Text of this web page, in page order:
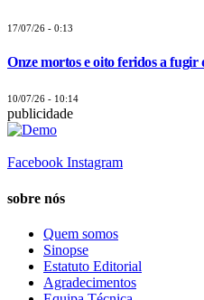
17/07/26 - 0:13
Onze mortos e oito feridos a fugir
10/07/26 - 10:14
publicidade
Facebook Instagram
sobre nós
Quem somos
Sinopse
Estatuto Editorial
Agradecimentos